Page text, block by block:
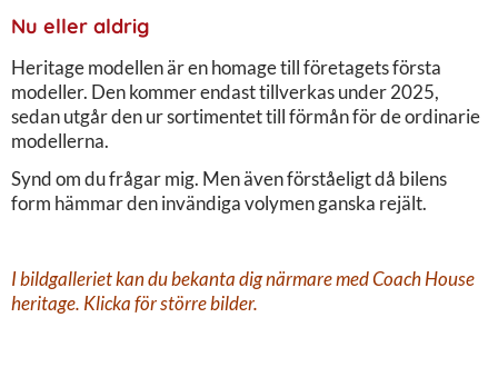
Nu eller aldrig
Heritage modellen är en homage till företagets första
modeller. Den kommer endast tillverkas under 2025,
sedan utgår den ur sortimentet till förmån för de ordinarie
modellerna.
Synd om du frågar mig. Men även förståeligt då bilens
form hämmar den invändiga volymen ganska rejält.
I bildgalleriet kan du bekanta dig närmare med Coach House
heritage. Klicka för större bilder.